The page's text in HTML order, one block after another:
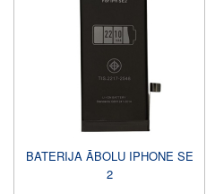
BATERIJA ĀBOLU IPHONE SE
2